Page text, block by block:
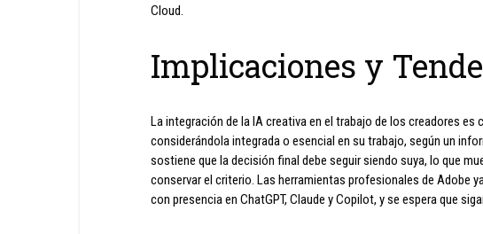
Cloud.
Implicaciones y
La integración de la IA creativa en el trabajo de los creadores es
considerándola integrada o esencial en su trabajo, según un
sostiene que la decisión final debe seguir siendo suya, lo que
conservar el criterio. Las herramientas profesionales de Adobe
con presencia en ChatGPT, Claude y Copilot, y se espera que